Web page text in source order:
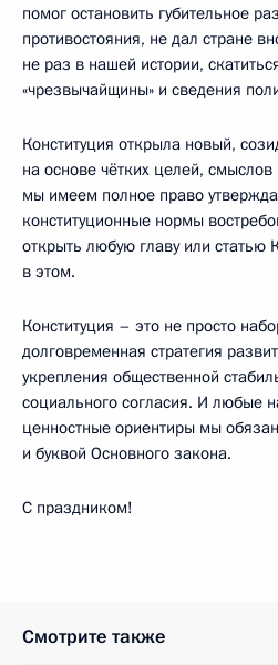
помог остановить губительное
противостояния, не дал стране
не раз в нашей истории,
«чрезвычайщины» и сведения
Конституция открыла новый,
на основе чётких целей,
мы имеем полное право
конституционные нормы
открыть любую главу или статью
в этом.
Конституция – это не просто
долговременная стратегия
укрепления общественной
социального согласия. И любые
ценностные ориентиры мы
и буквой Основного закона.
С праздником!
Смотрите также